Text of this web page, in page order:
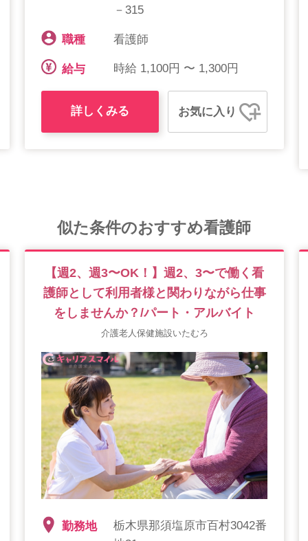
－315
職種 看護師
給与 時給 1,100円 〜 1,300円
詳しくみる お気に入り
似た条件のおすすめ看護師
【週2、週3〜OK！】週2、3〜で働く看
護師として利用者様と関わりながら仕事
をしませんか？/パート・アルバイト
介護老人保健施設いたむろ
勤務地
栃木県那須塩原市百村3042番